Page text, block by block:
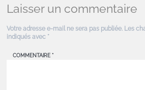
Laisser un commentaire
Votre adresse e-mail ne sera pas publiée. Les
indiqués avec *
COMMENTAIRE *